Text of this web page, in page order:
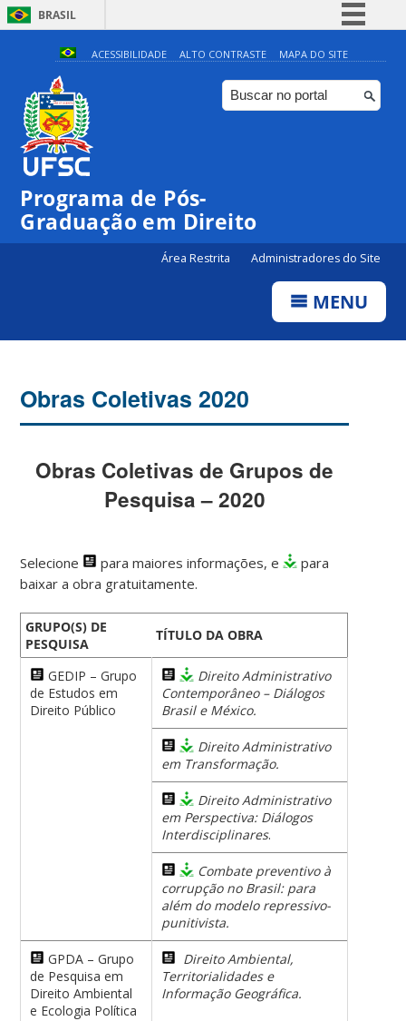
BRASIL
Simplifique!
Comunica BR
Participe
ACESSIBILIDADE ALTO CONTRASTE MAPA DO SITE
Programa de Pós-
Graduação em Direito
Área Restrita Administradores do Site
MENU
Obras Coletivas 2020
Obras Coletivas de Grupos de
Pesquisa – 2020
Selecione para maiores informações, e
para
baixar a obra gratuitamente.
GRUPO(S) DE
PESQUISA
TÍTULO DA OBRA
GEDIP – Grupo
de Estudos em
Direito Público
Direito Administrativo
Contemporâneo – Diálogos
Brasil e México.
Direito Administrativo
em Transformação.
Direito Administrativo
em Perspectiva: Diálogos
Interdisciplinares.
Combate preventivo à
corrupção no Brasil: para
além do modelo repressivo-
punitivista.
GPDA – Grupo
de Pesquisa em
Direito Ambiental
e Ecologia Política
Direito Ambiental,
Territorialidades e
Informação Geográfica.